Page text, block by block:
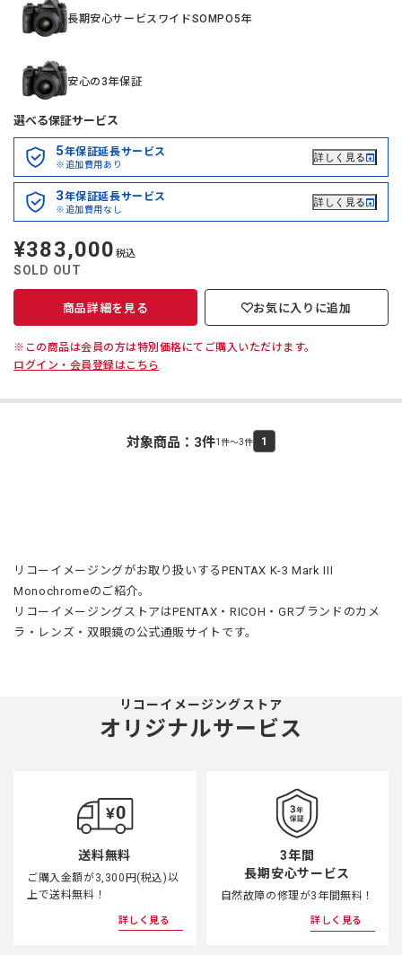
長期安心サービスワイドSOMPO5年
安心の3年保証
選べる保証サービス
5年保証延長サービス
※追加費用あり
詳しく見る
3年保証延長サービス
※追加費用なし
詳しく見る
定
価
¥383,000 税込
SOLD OUT
商品詳細を見る お気に入りに追加
※この商品は会員の方は特別価格にてご購入いただけます。
ログイン・会員登録はこちら
対象商品： 3件1件～3件 1
リコーイメージングがお取り扱いするPENTAX K-3 Mark III
Monochromeのご紹介。
リコーイメージングストアはPENTAX・RICOH・GRブランドのカメ
ラ・レンズ・双眼鏡の公式通販サイトです。
リコーイメージングストア
オリジナルサービス
送料無料
ご購入金額が3,300円(税込)以
上で送料無料！
詳しく見る
3年間
長期安心サービス
自然故障の修理が3年間無料！
詳しく見る